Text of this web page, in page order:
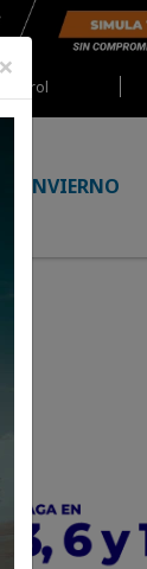
Castrol
INVIERNO
×